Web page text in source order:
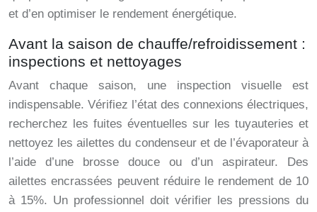
et d’en optimiser le rendement énergétique.
Avant la saison de chauffe/refroidissement :
inspections et nettoyages
Avant chaque saison, une inspection visuelle est
indispensable. Vérifiez l’état des connexions électriques,
recherchez les fuites éventuelles sur les tuyauteries et
nettoyez les ailettes du condenseur et de l’évaporateur à
l’aide d’une brosse douce ou d’un aspirateur. Des
ailettes encrassées peuvent réduire le rendement de 10
à 15%. Un professionnel doit vérifier les pressions du